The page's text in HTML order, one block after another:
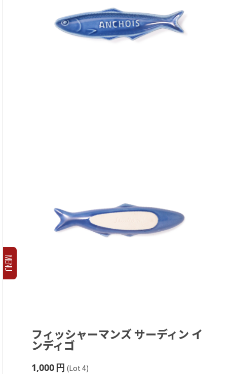
MENU
フィッシャーマンズ サーディン イ
ンディゴ
1,000円 (Lot 4)